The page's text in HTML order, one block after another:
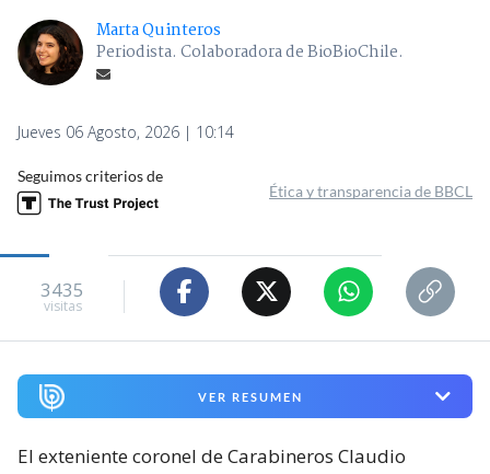
Marta Quinteros
Periodista. Colaboradora de BioBioChile.
Jueves 06 Agosto, 2026 | 10:14
Seguimos criterios de
Ética y transparencia de BBCL
3435
visitas
VER RESUMEN
El exteniente coronel de Carabineros Claudio